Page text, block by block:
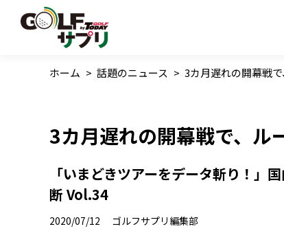
ホーム > 話題のニュース > 3カ月遅れの開幕戦
3カ月遅れの開幕戦で、ル
「いまどきツアーをデータ斬り！」
断 Vol.34
2020/07/12 ゴルフサプリ編集部